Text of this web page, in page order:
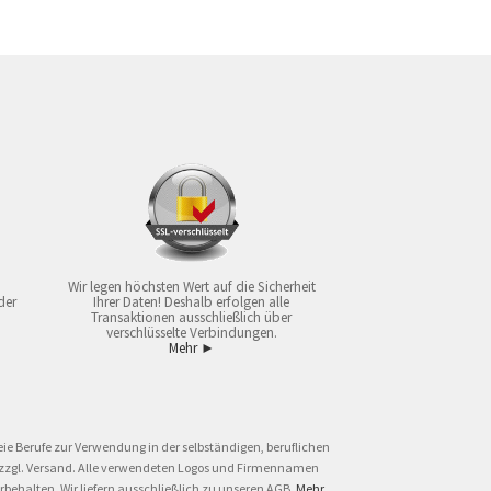
Wir legen höchsten Wert auf die Sicherheit
Ihrer Daten! Deshalb erfolgen alle
Transaktionen ausschließlich über
verschlüsselte Verbindungen.
Mehr ►
Berufe zur Verwendung in der selbständigen, beruflichen
Versand. Alle verwendeten Logos und Firmennamen